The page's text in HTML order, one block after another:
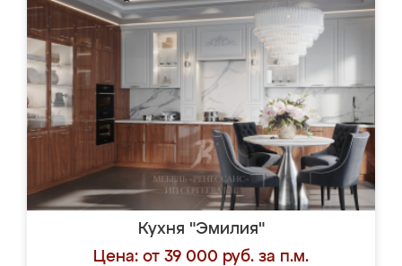
Кухня "Эмилия"
Цена: от 39 000 руб. за п.м.